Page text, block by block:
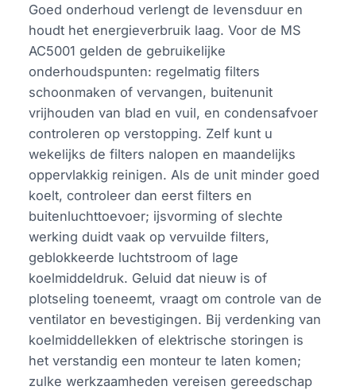
Goed onderhoud verlengt de levensduur en
houdt het energieverbruik laag. Voor de MS
AC5001 gelden de gebruikelijke
onderhoudspunten: regelmatig filters
schoonmaken of vervangen, buitenunit
vrijhouden van blad en vuil, en condensafvoer
controleren op verstopping. Zelf kunt u
wekelijks de filters nalopen en maandelijks
oppervlakkig reinigen. Als de unit minder goed
koelt, controleer dan eerst filters en
buitenluchttoevoer; ijsvorming of slechte
werking duidt vaak op vervuilde filters,
geblokkeerde luchtstroom of lage
koelmiddeldruk. Geluid dat nieuw is of
plotseling toeneemt, vraagt om controle van de
ventilator en bevestigingen. Bij verdenking van
koelmiddellekken of elektrische storingen is
het verstandig een monteur te laten komen;
zulke werkzaamheden vereisen gereedschap